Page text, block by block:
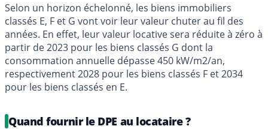
Selon un horizon échelonné, les biens immobiliers
classés E, F et G vont voir leur valeur chuter au fil des
années. En effet, leur valeur locative sera réduite à zéro à
partir de 2023 pour les biens classés G dont la
consommation annuelle dépasse 450 kW/m2/an,
respectivement 2028 pour les biens classés F et 2034
pour les biens classés en E.
Quand fournir le DPE au locataire ?